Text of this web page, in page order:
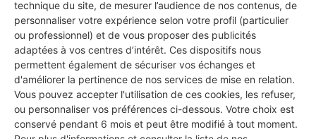
technique du site, de mesurer l’audience de nos contenus, de
personnaliser votre expérience selon votre profil (particulier
ou professionnel) et de vous proposer des publicités
adaptées à vos centres d’intérêt. Ces dispositifs nous
permettent également de sécuriser vos échanges et
d'améliorer la pertinence de nos services de mise en relation.
Vous pouvez accepter l'utilisation de ces cookies, les refuser,
ou personnaliser vos préférences ci-dessous. Votre choix est
conservé pendant 6 mois et peut être modifié à tout moment.